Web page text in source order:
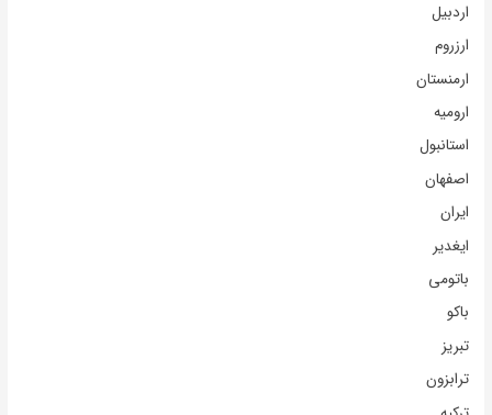
اردبیل
ارزروم
ارمنستان
ارومیه
استانبول
اصفهان
ایران
ایغدیر
باتومی
باکو
تبریز
ترابزون